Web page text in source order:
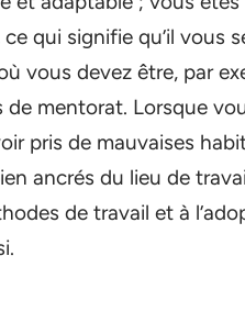
qui signifie qu’il vous
vous devez être, par
de mentorat. Lorsque
pris de mauvaises
ancrés du lieu de
de travail et à